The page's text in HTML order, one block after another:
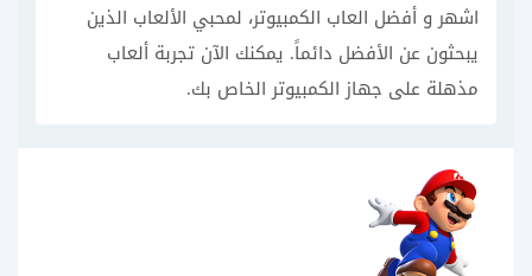
اشهر و أفضل العاب الكمبيوتر، لمحبي الألعاب الذين
يبحثون عن الأفضل دائماً. يمكنك الآن تجربة ألعاب
مذهلة على جهاز الكمبيوتر الخاص بك.